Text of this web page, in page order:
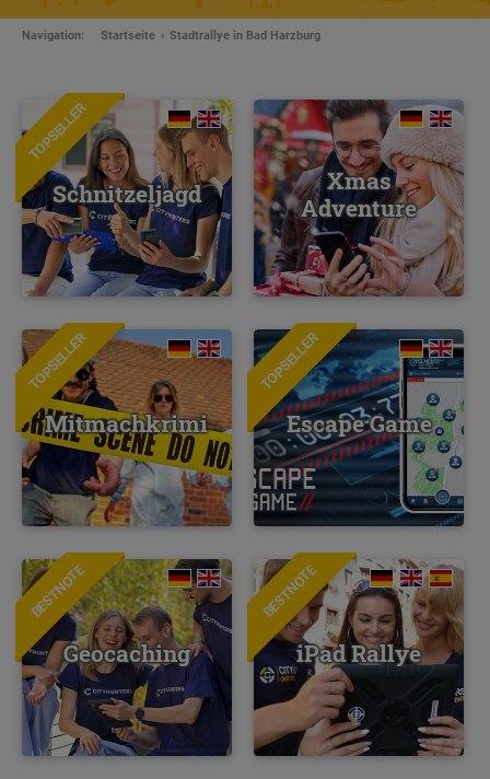
Navigation: Startseite Stadtrallye in Bad Harzburg
TOPSELLER
Schnitzeljagd
Xmas
Adventure
TOPSELLER
Mitmachkrimi
NEU
TOPSELLER
Escape Game
BESTNOTE
Geocaching
BESTNOTE
iPad Rallye